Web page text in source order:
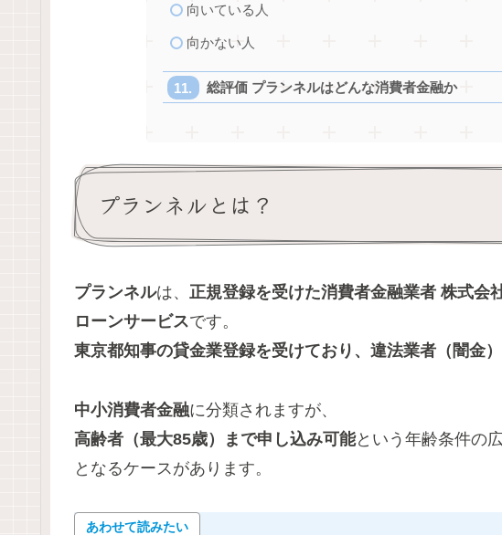
向いている人
向かない人
総評価 プランネルはどんな消費者金融か
プランネルとは？
プランネルは、 正規登録を受けた消費者金融業者 株式会
ローンサービスです。
東京都知事の貸金業登録を受けており、違法業者（闇金）
中小消費者金融に分類されますが、
高齢者（最大85歳）まで申し込み可能という年齢条件の
となるケースがあります。
あわせて読みたい